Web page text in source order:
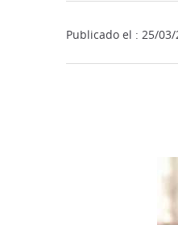
Publicado el : 25/03/